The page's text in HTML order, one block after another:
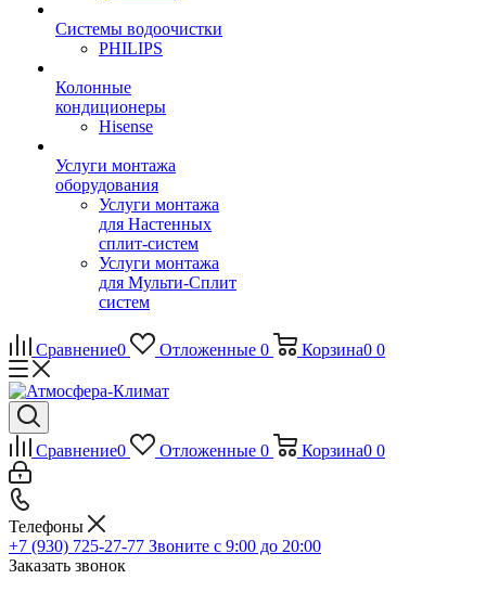
Системы водоочистки
PHILIPS
Колонные
кондиционеры
Hisense
Услуги монтажа
оборудования
Услуги монтажа
для Настенных
сплит-систем
Услуги монтажа
для Мульти-Сплит
систем
Сравнение0 Отложенные 0 Корзина0 0
Сравнение0 Отложенные 0 Корзина0 0
Телефоны
+7 (930) 725-27-77 Звоните с 9:00 до 20:00
Заказать звонок